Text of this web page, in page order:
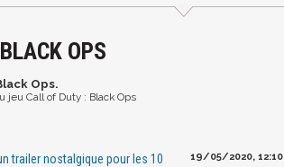
OPS
Ops.
jeu Call of Duty : Black Ops
trailer nostalgique pour les 10
19/05/2020, 12:10